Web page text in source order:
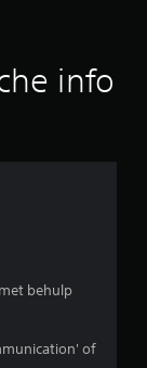
d
e
n
info
behulp
of